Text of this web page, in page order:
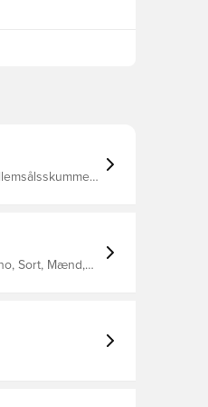
hæl til tå
Sort, Mænd,